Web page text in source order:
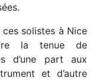
solistes à Nice
la tenue de
d’une part aux
et d’autre